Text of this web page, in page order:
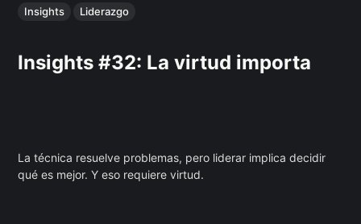
Insights Liderazgo
Insights #32: La virtud importa
La técnica resuelve problemas, pero liderar implica decidir
qué es mejor. Y eso requiere virtud.